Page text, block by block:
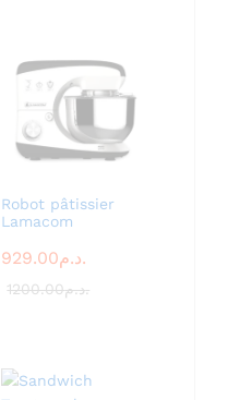
Robot pâtissier
Lamacom
929.00 د.م.
1200.00 د.م.